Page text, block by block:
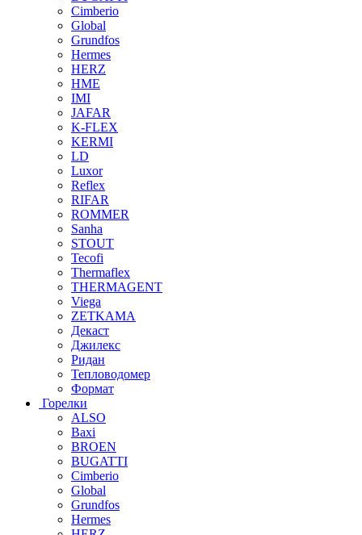
Cimberio
Global
Grundfos
Hermes
HERZ
HME
IMI
JAFAR
K-FLEX
KERMI
LD
Luxor
Reflex
RIFAR
ROMMER
Sanha
STOUT
Tecofi
Thermaflex
THERMAGENT
Viega
ZETKAMA
Декаст
Джилекс
Ридан
Тепловодомер
Формат
Горелки
ALSO
Baxi
BROEN
BUGATTI
Cimberio
Global
Grundfos
Hermes